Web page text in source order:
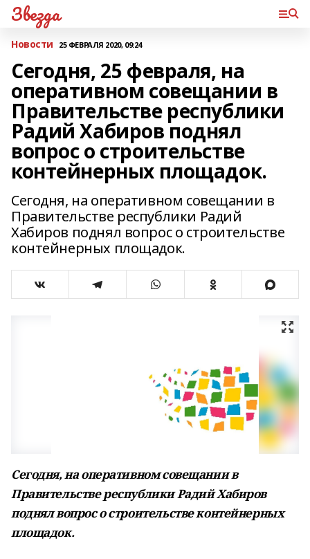
Звезда
Новости 25 ФЕВРАЛЯ 2020, 09:24
Сегодня, 25 февраля, на
оперативном совещании в
Правительстве республики
Радий Хабиров поднял
вопрос о строительстве
контейнерных площадок.
Сегодня, на оперативном совещании в
Правительстве республики Радий
Хабиров поднял вопрос о строительстве
контейнерных площадок.
Сегодня, на оперативном совещании в
Правительстве республики Радий Хабиров
поднял вопрос о строительстве контейнерных
площадок.